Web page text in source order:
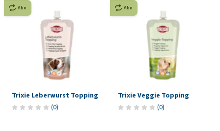
Abo
Trixie Leberwurst Topping
(0)
Abo
Trixie Veggie Topping
(0)